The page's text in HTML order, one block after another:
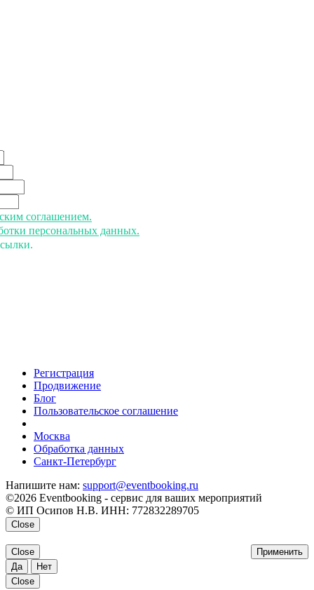
соглашением.
персональных данных.
Регистрация
Продвижение
Блог
Пользовательское соглашение
Москва
Обработка данных
Санкт-Петербург
Напишите нам: support@eventbooking.ru
©2026 Eventbooking - сервис для ваших мероприятий
© ИП Осипов Н.В. ИНН: 772832289705
Close
Применить
Close
Да
Нет
Close